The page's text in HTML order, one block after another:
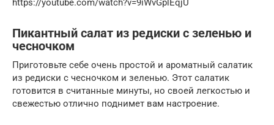
https://youtube.com/watch?v=9iWvGplEqjU
Пикантный салат из редиски с зеленью и
чесночком
Приготовьте себе очень простой и ароматный салатик
из редиски с чесночком и зеленью. Этот салатик
готовится в считанные минуты, но своей легкостью и
свежестью отлично поднимет вам настроение.